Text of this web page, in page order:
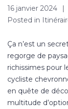
16 janvier 2024
Posted in
Ça n’est un
regorge de
richissimes pour
cycliste
en quête de
multitude